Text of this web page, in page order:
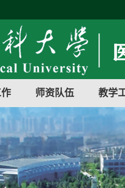
师资队伍 教学